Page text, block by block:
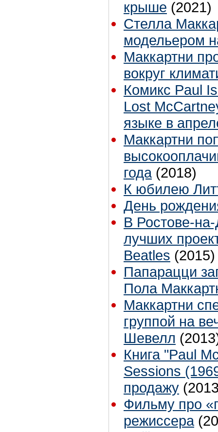
крыше (2021)
Стелла
модельером
Маккартни
вокруг
Комикс Paul
Lost
языке в
Маккартни
года (2018)
К юбилею
День
В Ростове-
лучших
Beatles (2015)
Папарацци
Пола
Маккартни
группой на
Шевелл
Книга "Paul
Sessions
продажу
Фильму про
режиссера